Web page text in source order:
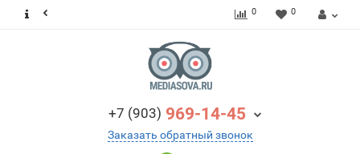
0 0
+7 (903) 969-14-45
Заказать обратный звонок